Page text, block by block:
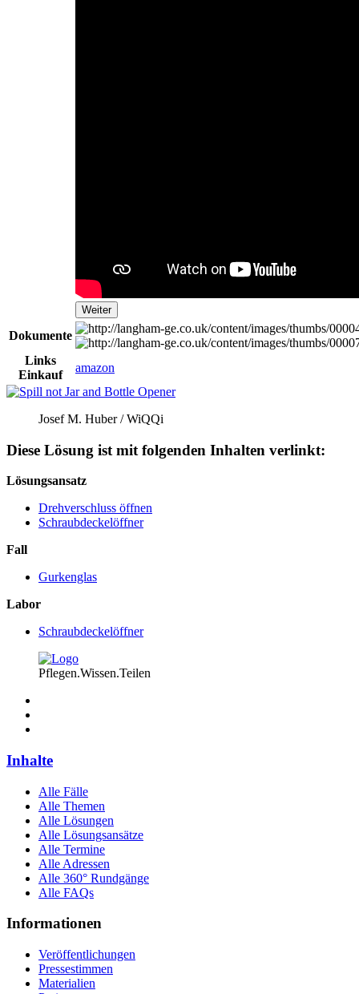
Weiter
Dokumente
Links
Einkauf
amazon
Josef M. Huber / WiQQi
Diese Lösung ist mit folgenden Inhalten verlinkt:
Lösungsansatz
Drehverschluss öffnen
Schraubdeckelöffner
Fall
Gurkenglas
Labor
Schraubdeckelöffner
Pflegen.Wissen.Teilen
Inhalte
Alle Fälle
Alle Themen
Alle Lösungen
Alle Lösungsansätze
Alle Termine
Alle Adressen
Alle 360° Rundgänge
Alle FAQs
Informationen
Veröffentlichungen
Pressestimmen
Materialien